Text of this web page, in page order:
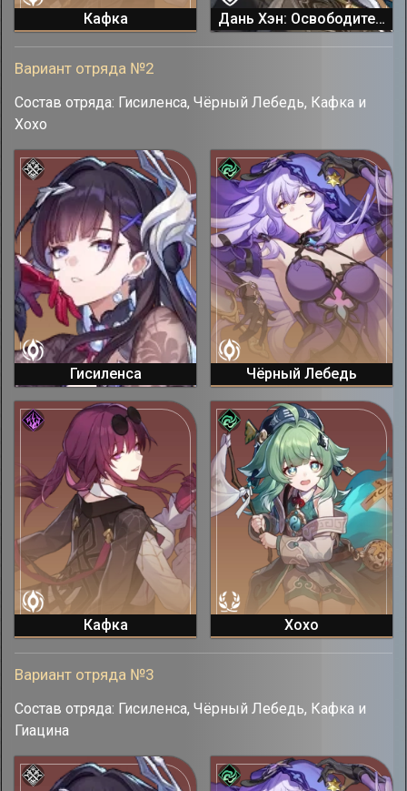
Кафка Дань Хэн: Освободитель Пустошей
Вариант отряда №2
Состав отряда: Гисиленса, Чёрный Лебедь, Кафка и
Хохо
Гисиленса Чёрный Лебедь
Кафка Хохо
Вариант отряда №3
Состав отряда: Гисиленса, Чёрный Лебедь, Кафка и
Гиацина